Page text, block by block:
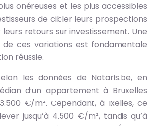
onéreuses et les plus accessibles
de cibler leurs prospections
retours sur investissement. Une
de ces variations est fondamentale
réussie.
les données de Notaris.be, en
d’un appartement à Bruxelles
€/m². Cependant, à Ixelles, ce
jusqu’à 4.500 €/m², tandis qu’à